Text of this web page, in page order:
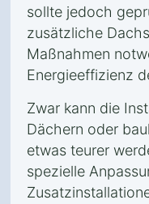
sollte jedoch
zusätzliche
Maßnahmen
Energieeffizienz
Zwar kann die
Dächern oder
etwas teurer
spezielle